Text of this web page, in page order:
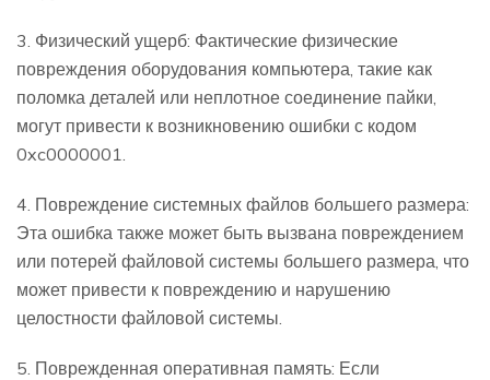
3. Физический ущерб: Фактические физические
повреждения оборудования компьютера, такие как
поломка деталей или неплотное соединение пайки,
могут привести к возникновению ошибки с кодом
0xc0000001.
4. Повреждение системных файлов большего размера:
Эта ошибка также может быть вызвана повреждением
или потерей файловой системы большего размера, что
может привести к повреждению и нарушению
целостности файловой системы.
5. Поврежденная оперативная память: Если